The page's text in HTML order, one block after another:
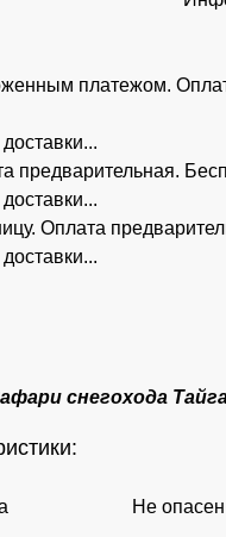
платежом.
предварительная.
Оплата
снегохода
Не опасен